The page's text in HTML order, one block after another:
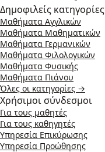
Δημοφιλείς κατηγορίες
Μαθήματα Αγγλικών
Μαθήματα Μαθηματικών
Μαθήματα Γερμανικών
Μαθήματα Φιλολογικών
Μαθήματα Φυσικής
Μαθήματα Πιάνου
Όλες οι κατηγορίες →
Χρήσιμοι σύνδεσμοι
Για τους μαθητές
Για τους καθηγητές
Υπηρεσία Επικύρωσης
Υπηρεσία Προώθησης